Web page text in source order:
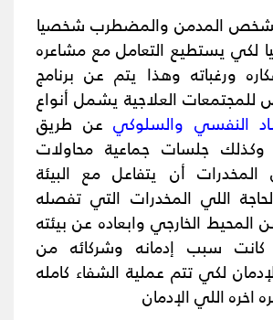
المدمن والمضطرب شخصيا
لكي يستطيع التعامل مع مشاعره
ورغباته وهذا يتم عن برنامج
العلاجية يشمل أنواع
النفسي والسلوكي عن طريق
جلسات جماعية محاولات
أن يتفاعل مع البيئة
اللي المخدرات التي تفصله
المحيط الخارجي وابعاده عن بيئته
كانت سبب إدمانه وشركائه من
لكي تتم عملية الشفاء كامله
اخره اللي الإدمان